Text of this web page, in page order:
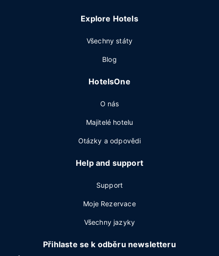
Explore Hotels
Všechny státy
Blog
HotelsOne
O nás
Majitelé hotelu
Otázky a odpovědi
Help and support
Support
Moje Rezervace
Všechny jazyky
Přihlaste se k odběru newsletteru